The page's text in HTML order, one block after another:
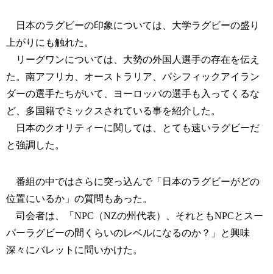
日本のラグビーの印象については、大学ラグビーの盛り
上がりにも触れた。
リーグワンについては、大勢の外国人選手の存在を伝え
た。南アフリカ、オーストラリア、パシフィックアイラン
ダーの選手たちがいて、ヨーロッパの選手も入ってくるな
ど、多国籍でミックスされている事を紹介した。
日本のクオリティーに関しては、とても速いラグビーだ
と強調した。
番組の中ではさらに突っ込んで「日本のラグビーがどの
位置にいるか」の質問もあった。
司会者は、「NPC（NZの州代表）、それともNPCとスー
パーラグビーの間くらいのレベルになるのか？」と興味
深々にバレットに問いかけた。